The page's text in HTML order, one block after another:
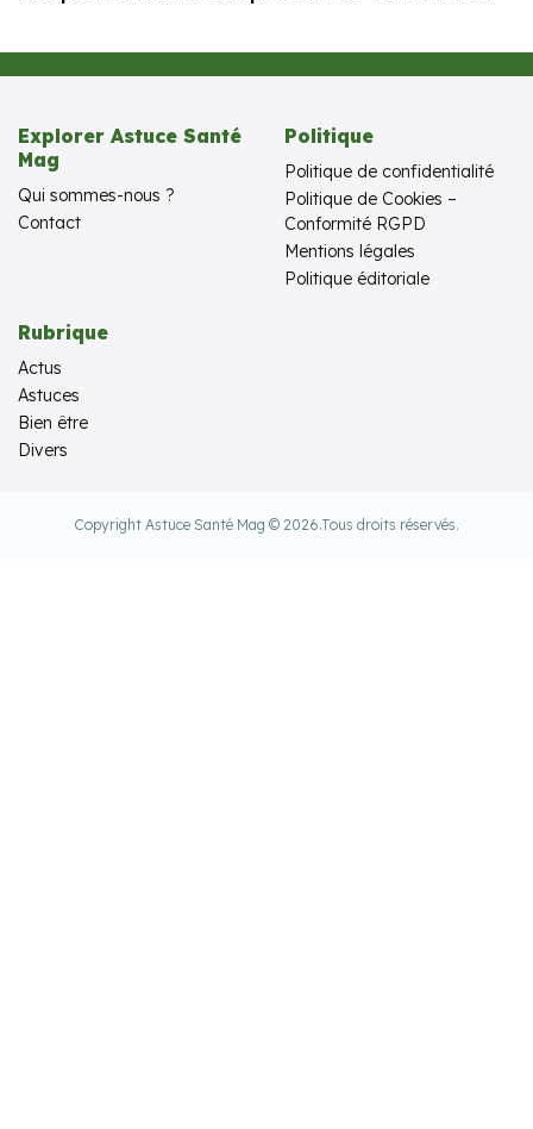
Explorer Astuce Santé
Mag
Qui sommes-nous ?
Contact
Politique
Politique de confidentialité
Politique de Cookies –
Conformité RGPD
Mentions légales
Politique éditoriale
Rubrique
Actus
Astuces
Bien être
Divers
Copyright Astuce Santé Mag © 2026.Tous droits réservés.